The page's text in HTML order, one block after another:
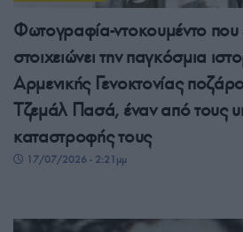
Φωτογραφία-ντοκουμέντο που
στοιχειώνει την παγκόσμια
Αρμενικής Γενοκτονίας
Τζεμάλ Πασά, έναν από τους
καταστροφής τους
17/07/2026 - 2:21μμ